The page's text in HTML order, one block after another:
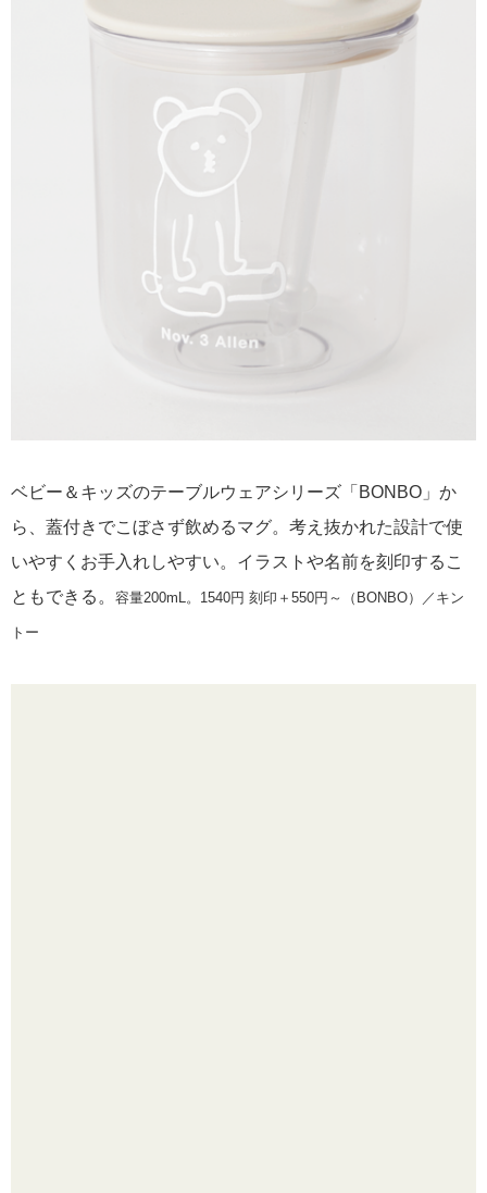
ベビー＆キッズのテーブルウェアシリーズ「BONBO」か
ら、蓋付きでこぼさず飲めるマグ。考え抜かれた設計で使
いやすくお手入れしやすい。イラストや名前を刻印するこ
ともできる。 容量200mL。1540円 刻印＋550円～（BONBO）／キン
トー